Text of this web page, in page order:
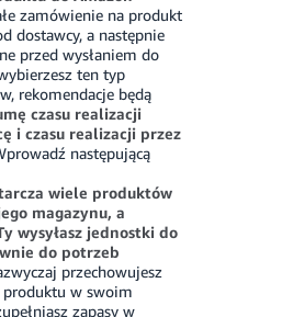
zamówienie na produkt
dostawcy, a następnie
przed wysłaniem do
ten typ
rekomendacje będą
czasu realizacji
i czasu realizacji przez
następującą
wiele produktów
magazynu, a
wysyłasz jednostki do
do potrzeb
przechowujesz
produktu w swoim
zapasy w